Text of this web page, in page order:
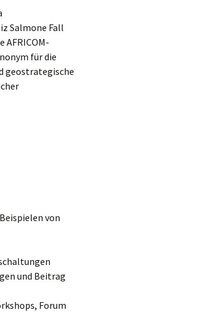
Salmone Fall
AFRICOM-
für die
geostrategische
von
und Beitrag
Forum